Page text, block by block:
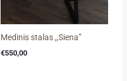
Medinis stalas ,,Siena”
€550,00